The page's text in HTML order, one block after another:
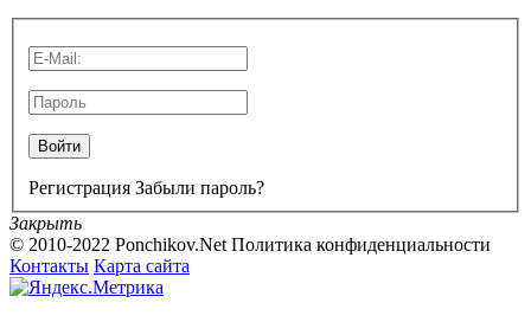
Войти
Регистрация Забыли пароль?
Закрыть
© 2010-2022 Ponchikov.Net Политика конфиденциальности
Контакты Карта сайта